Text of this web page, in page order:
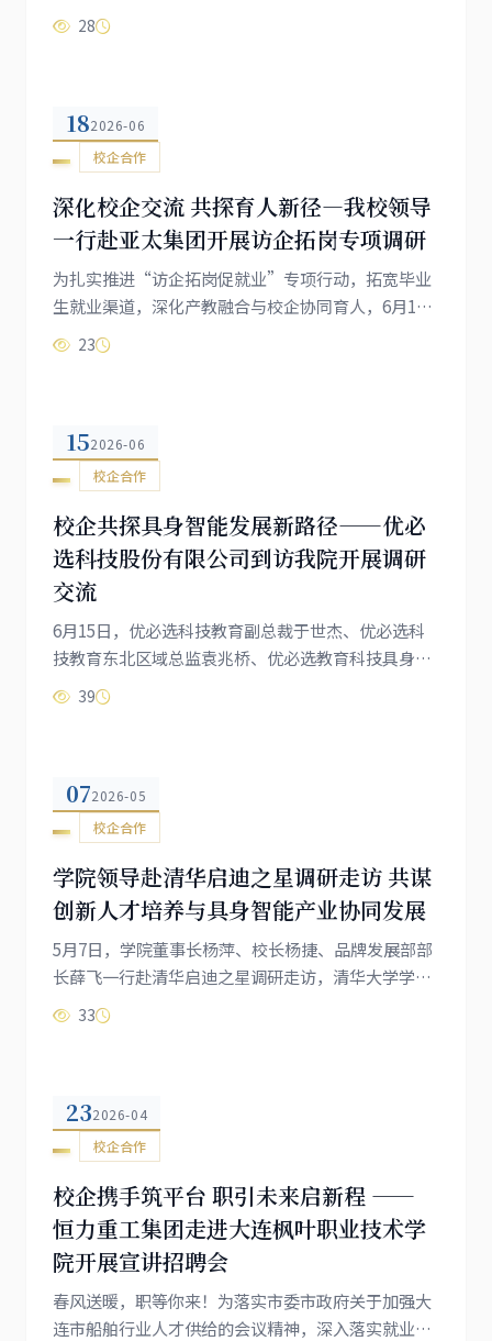
行四人赴苏州远志科技有限公司开展调研交流。作为
学院的老朋友，苏州远志科技有限公司党支部书记、
研学参观 阅见匠心远志调研团队先后参观了中华职业
教育社"社员之家"和远志工匠涵养陈列馆，并听取了
远志科技发展脉络与企业文化的系...
28
182026-06
校企合作
深化校企交流 共探育人新径—我校领导
一行赴亚太集团开展访企拓岗专项调研
为扎实推进“访企拓岗促就业”专项行动，拓宽毕业
生就业渠道，深化产教融合与校企协同育人，6月18
日上午，大连枫叶职业技术学院常务副校长高成林带
队赴亚太集团开展参观调研。亚太集团副总经理李延
院长高红印，安全应急管理与密码产业学院院长赵继
东、学生管理副院长李明宸陪同调研。大连亚太集团
是辽南地区石化应急消防服务的龙...
23
152026-06
校企合作
校企共探具身智能发展新路径——优必
选科技股份有限公司到访我院开展调研
交流
6月15日，优必选科技教育副总裁于世杰、优必选科
技教育东北区域总监袁兆桥、优必选教育科技具身智
能研究院副院长黄向辉一行莅临我院调研交流。学院
董事长杨萍、校长杨捷、副校长艾立斯、品牌发展部
作等内容深入探讨，交流发展思路，探索合作方向。
考察期间，于世杰一行先后走访校园各处，全面了解
学院办学优势、产教融合特色、现代...
39
072026-05
校企合作
学院领导赴清华启迪之星调研走访 共谋
创新人才培养与具身智能产业协同发展
5月7日，学院董事长杨萍、校长杨捷、品牌发展部部
长薛飞一行赴清华启迪之星调研走访，清华大学学生
创业中心、清华大学乡村振兴中心邵笑老师热情接待
并陪同讲解，清华大学相关领导陪同调研。启迪之星
核心，在全球布局200余个创新载体，拥有完善的创
业孵化、基金投资、技能培训与机器人技术研发体
系。调研期间，学院领导一行先后参观...
33
232026-04
校企合作
校企携手筑平台 职引未来启新程 ——
恒力重工集团走进大连枫叶职业技术学
院开展宣讲招聘会
春风送暖，职等你来！为落实市委市政府关于加强大
连市船舶行业人才供给的会议精神，深入落实就业优